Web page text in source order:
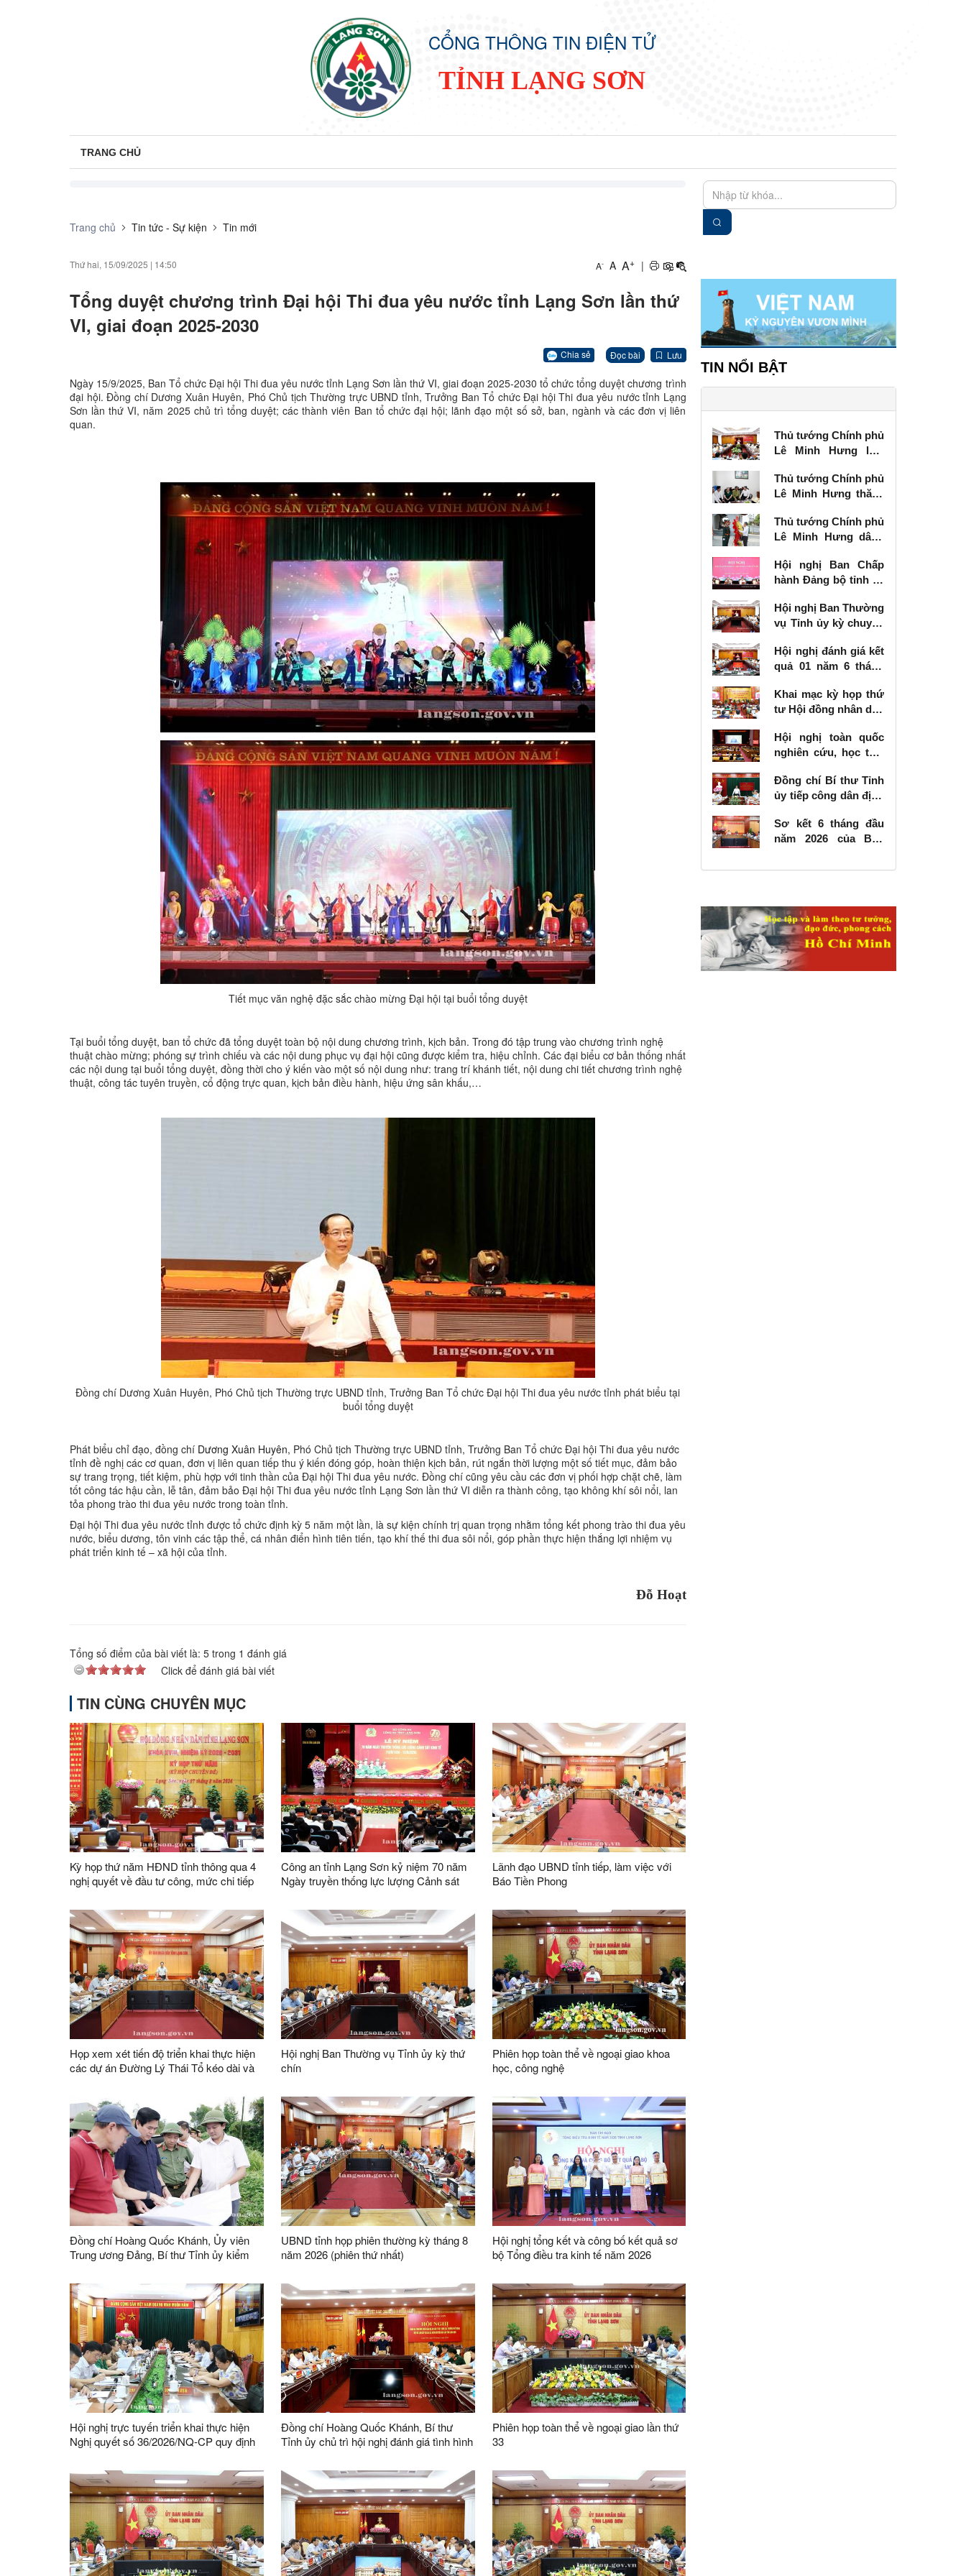
CỔNG THÔNG TIN ĐIỆN TỬ
TỈNH LẠNG SƠN
TRANG CHỦ
Trang chủ Tin tức - Sự kiện Tin mới
Thứ hai, 15/09/2025 | 14:50 A- A A+ |
Tổng duyệt chương trình Đại hội Thi đua yêu nước tỉnh Lạng Sơn lần thứ
VI, giai đoạn 2025-2030
Chia sẻ Đọc bài Lưu
Ngày 15/9/2025, Ban Tổ chức Đại hội Thi đua yêu nước tỉnh Lạng Sơn lần thứ VI, giai đoạn 2025-2030 tổ chức tổng duyệt chương trình
đại hội. Đồng chí Dương Xuân Huyên, Phó Chủ tịch Thường trực UBND tỉnh, Trưởng Ban Tổ chức Đại hội Thi đua yêu nước tỉnh Lạng
Sơn lần thứ VI, năm 2025 chủ trì tổng duyệt; các thành viên Ban tổ chức đại hội; lãnh đạo một số sở, ban, ngành và các đơn vị liên
quan.
Tiết mục văn nghệ đặc sắc chào mừng Đại hội tại buổi tổng duyệt
Tại buổi tổng duyệt, ban tổ chức đã tổng duyệt toàn bộ nội dung chương trình, kịch bản. Trong đó tập trung vào chương trình nghệ
thuật chào mừng; phóng sự trình chiếu và các nội dung phục vụ đại hội cũng được kiểm tra, hiệu chỉnh. Các đại biểu cơ bản thống nhất
các nội dung tại buổi tổng duyệt, đồng thời cho ý kiến vào một số nội dung như: trang trí khánh tiết, nội dung chi tiết chương trình nghệ
thuật, công tác tuyên truyền, cổ động trực quan, kịch bản điều hành, hiệu ứng sân khấu,…
Đồng chí Dương Xuân Huyên, Phó Chủ tịch Thường trực UBND tỉnh, Trưởng Ban Tổ chức Đại hội Thi đua yêu nước tỉnh phát biểu tại
buổi tổng duyệt
Phát biểu chỉ đạo, đồng chí Dương Xuân Huyên, Phó Chủ tịch Thường trực UBND tỉnh, Trưởng Ban Tổ chức Đại hội Thi đua yêu nước
tỉnh đề nghị các cơ quan, đơn vị liên quan tiếp thu ý kiến đóng góp, hoàn thiện kịch bản, rút ngắn thời lượng một số tiết mục, đảm bảo
sự trang trọng, tiết kiệm, phù hợp với tinh thần của Đại hội Thi đua yêu nước. Đồng chí cũng yêu cầu các đơn vị phối hợp chặt chẽ, làm
tốt công tác hậu cần, lễ tân, đảm bảo Đại hội Thi đua yêu nước tỉnh Lạng Sơn lần thứ VI diễn ra thành công, tạo không khí sôi nổi, lan
tỏa phong trào thi đua yêu nước trong toàn tỉnh.
Đại hội Thi đua yêu nước tỉnh được tổ chức định kỳ 5 năm một lần, là sự kiện chính trị quan trọng nhằm tổng kết phong trào thi đua yêu
nước, biểu dương, tôn vinh các tập thể, cá nhân điển hình tiên tiến, tạo khí thế thi đua sôi nổi, góp phần thực hiện thắng lợi nhiệm vụ
phát triển kinh tế – xã hội của tỉnh.
Đỗ Hoạt
Tổng số điểm của bài viết là: 5 trong 1 đánh giá
Click để đánh giá bài viết
TIN CÙNG CHUYÊN MỤC
Kỳ họp thứ năm HĐND tỉnh thông qua 4
nghị quyết về đầu tư công, mức chi tiếp
Công an tỉnh Lạng Sơn kỷ niệm 70 năm
Ngày truyền thống lực lượng Cảnh sát
Lãnh đạo UBND tỉnh tiếp, làm việc với
Báo Tiền Phong
Họp xem xét tiến độ triển khai thực hiện
các dự án Đường Lý Thái Tổ kéo dài và
Hội nghị Ban Thường vụ Tỉnh ủy kỳ thứ
chín
Phiên họp toàn thể về ngoại giao khoa
học, công nghệ
Đồng chí Hoàng Quốc Khánh, Ủy viên
Trung ương Đảng, Bí thư Tỉnh ủy kiểm
sinh thái, cáp treo Mẫu Sơn
UBND tỉnh họp phiên thường kỳ tháng 8
năm 2026 (phiên thứ nhất)
Hội nghị tổng kết và công bố kết quả sơ
bộ Tổng điều tra kinh tế năm 2026
Hội nghị trực tuyến triển khai thực hiện
Nghị quyết số 36/2026/NQ-CP quy định
số vùng trồng, mã số cơ sở đóng gói
Đồng chí Hoàng Quốc Khánh, Bí thư
Tỉnh ủy chủ trì hội nghị đánh giá tình hình
nội trú liên cấp tại các xã biên giới trên
địa bàn tỉnh
Phiên họp toàn thể về ngoại giao lần thứ
33
TIN NỔI BẬT
Thủ tướng Chính phủ
Lê Minh Hưng làm
vụ Tỉnh ủy Lạng Sơn
Thủ tướng Chính phủ
Lê Minh Hưng thăm,
binh tại Lạng Sơn
Thủ tướng Chính phủ
Lê Minh Hưng dâng
các Anh hùng liệt sĩ
tại Lạng Sơn
Hội nghị Ban Chấp
hành Đảng bộ tỉnh kỳ
Hội nghị Ban Thường
vụ Tỉnh ủy kỳ chuyên
Hội nghị đánh giá kết
quả 01 năm 6 tháng
số 57-NQ/TW
Khai mạc kỳ họp thứ
tư Hội đồng nhân dân
kỳ 2026 - 2031
Hội nghị toàn quốc
nghiên cứu, học tập,
khai thực hiện Nghị
quyết số 10-NQ/TW
phát triển kinh tế có
vốn đầu tư nước
Đồng chí Bí thư Tỉnh
ủy tiếp công dân định
Sơ kết 6 tháng đầu
năm 2026 của Ban
các công trình, dự án
giao thông vận tải